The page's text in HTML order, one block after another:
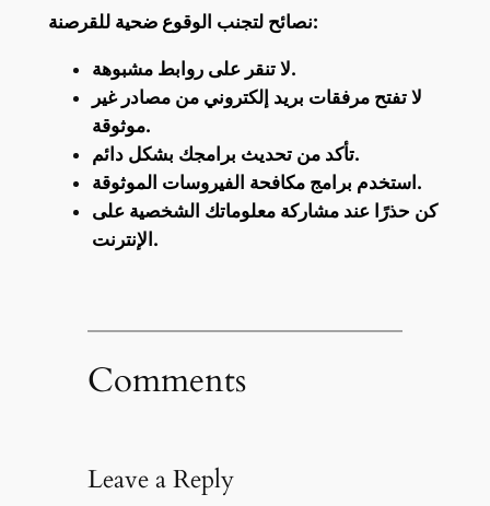
نصائح لتجنب الوقوع ضحية للقرصنة:
لا تنقر على روابط مشبوهة.
لا تفتح مرفقات بريد إلكتروني من مصادر غير
موثوقة.
تأكد من تحديث برامجك بشكل دائم.
استخدم برامج مكافحة الفيروسات الموثوقة.
كن حذرًا عند مشاركة معلوماتك الشخصية على
الإنترنت.
Comments
Leave a Reply